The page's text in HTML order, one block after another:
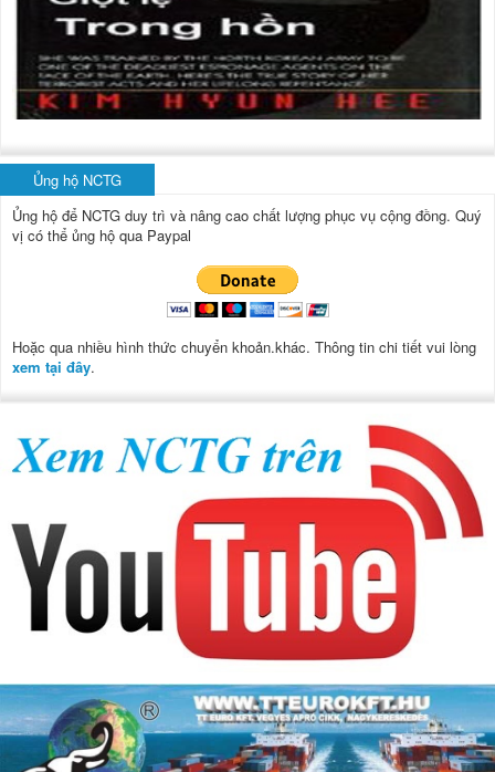
Ủng hộ NCTG
Ủng hộ để NCTG duy trì và nâng cao chất lượng phục vụ cộng đồng. Quý
vị có thể ủng hộ qua Paypal
Hoặc qua nhiều hình thức chuyển khoản.khác. Thông tin chi tiết vui lòng
xem tại đây.